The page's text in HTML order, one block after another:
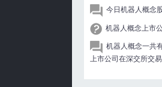
今日机器人概念
机器人概念上市
机器人概念一共
上市公司在深交所交易